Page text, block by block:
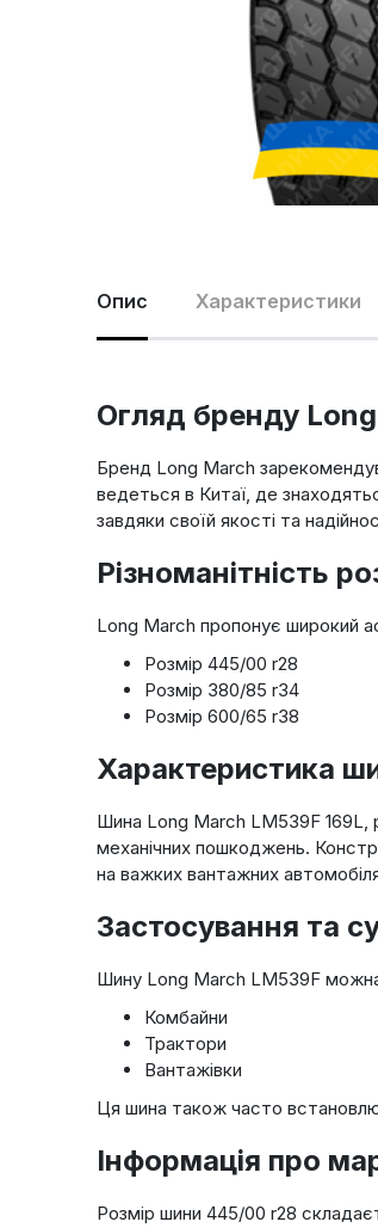
Опис Характеристики
Огляд бренду
Бренд Long March
ведеться в Китаї, де
завдяки своїй якості та
Різноманітність
Long March пропонує широкий
Розмір 445/00 r28
Розмір 380/85 r34
Розмір 600/65 r38
Характеристика
Шина Long March LM539F 169L,
механічних пошкоджень.
на важких вантажних
Застосування та
Шину Long March LM539F можна
Комбайни
Трактори
Вантажівки
Ця шина також часто
Iнформація про
Розмір шини 445/00 r28